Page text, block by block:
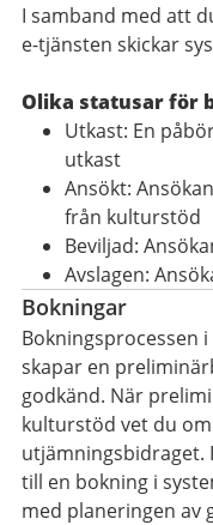
I samband med att
e-tjänsten skickar
Olika statusar för
Utkast: En
utkast
Ansökt:
från kulturstöd
Beviljad:
Avslagen:
Bokningar
Bokningsprocessen
skapar en
godkänd. När
kulturstöd vet du
utjämningsbidraget.
till en bokning i
med planeringen av